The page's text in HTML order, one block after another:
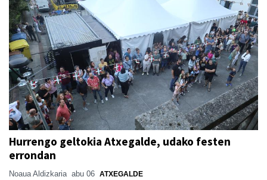
Hurrengo geltokia Atxegalde, udako festen
errondan
Noaua Aldizkaria abu 06 ATXEGALDE